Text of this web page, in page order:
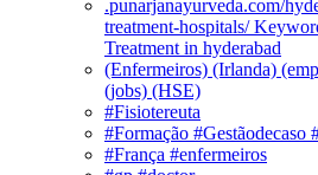
.punarjanayurveda.com/
treatment-hospitals/
Treatment in hyderabad
(Enfermeiros) (Irlanda)
(jobs) (HSE)
#Fisiotereuta
#Formação
#França #enfermeiros